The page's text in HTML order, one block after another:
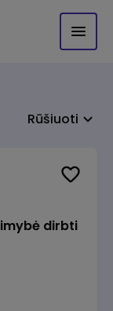
Rūšiuoti
dirbti